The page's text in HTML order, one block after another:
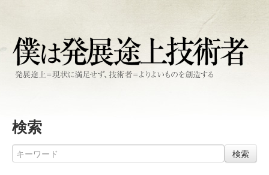
検索
検索